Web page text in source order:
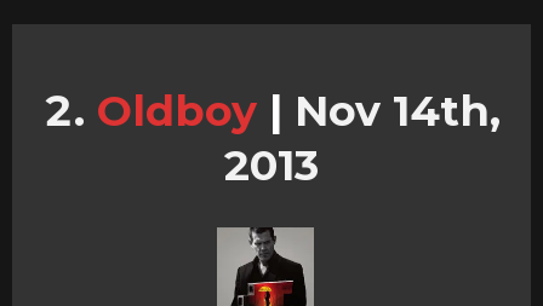
Oldboy | Nov 14th,
2013